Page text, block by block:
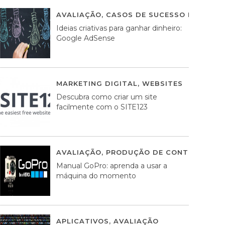
AVALIAÇÃO, CASOS DE SUCESSO DE
Ideias criativas para ganhar dinheiro:
Google AdSense
MARKETING DIGITAL, WEBSITES
Descubra como criar um site
facilmente com o SITE123
AVALIAÇÃO, PRODUÇÃO DE CONTEÚDOS
Manual GoPro: aprenda a usar a
máquina do momento
APLICATIVOS, AVALIAÇÃO